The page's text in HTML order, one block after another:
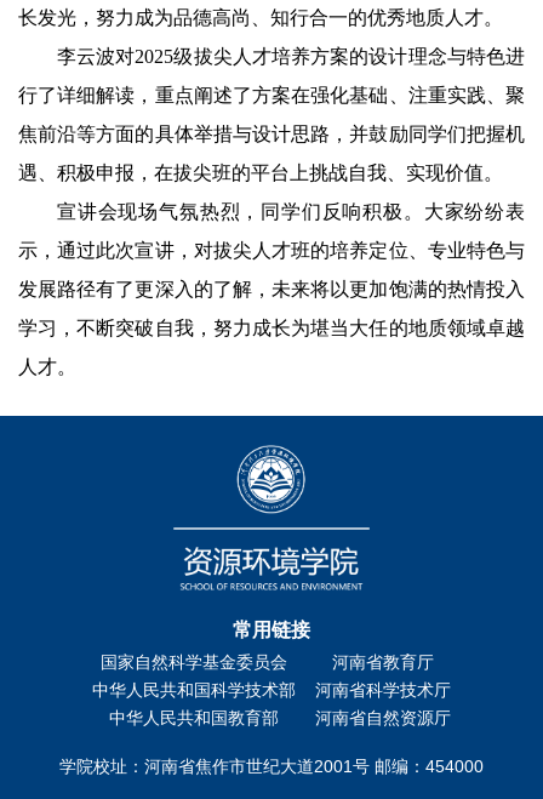
长发光，努力成为品德高尚、知行合一的优秀地质人才。
李云波对2025级拔尖人才培养方案的设计理念与特色进
行了详细解读，重点阐述了方案在强化基础、注重实践、聚
焦前沿等方面的具体举措与设计思路，并鼓励同学们把握机
遇、积极申报，在拔尖班的平台上挑战自我、实现价值。
宣讲会现场气氛热烈，同学们反响积极。大家纷纷表
示，通过此次宣讲，对拔尖人才班的培养定位、专业特色与
发展路径有了更深入的了解，未来将以更加饱满的热情投入
学习，不断突破自我，努力成长为堪当大任的地质领域卓越
人才。
学院校址：河南省焦作市世纪大道2001号 邮编：454000
常用链接
国家自然科学基金委员会
中华人民共和国科学技术部
中华人民共和国教育部
河南省教育厅
河南省科学技术厅
河南省自然资源厅